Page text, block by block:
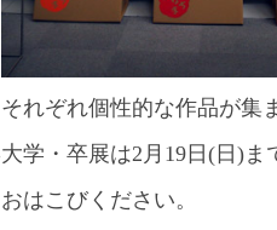
れぞれ個性的な作品が集
学・卒展は2月19日(日)ま
はこびください。